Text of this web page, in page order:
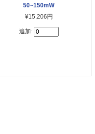
50~150mW
¥15,206円
追加: